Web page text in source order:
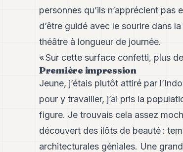
personnes qu’ils n’apprécient
d’être guidé avec le sourire dans
théâtre à longueur de journée.
« Sur cette surface confetti, plus
Première impression
Jeune, j’étais plutôt attiré par
pour y travailler, j’ai pris la
figure. Je trouvais cela assez
découvert des ilôts de beauté :
architecturales géniales. Une